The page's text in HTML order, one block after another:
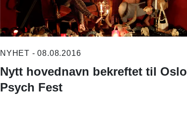
NYHET - 08.08.2016
Nytt hovednavn bekreftet til Oslo
Psych Fest